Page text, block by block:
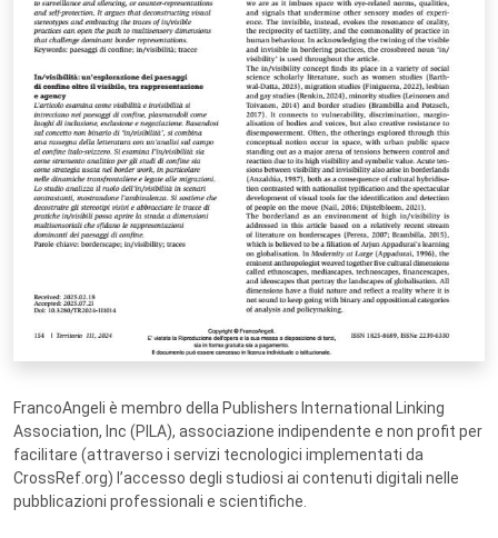
FrancoAngeli è membro della Publishers International Linking
Association, Inc (PILA), associazione indipendente e non profit per
facilitare (attraverso i servizi tecnologici implementati da
CrossRef.org) l’accesso degli studiosi ai contenuti digitali nelle
pubblicazioni professionali e scientifiche.